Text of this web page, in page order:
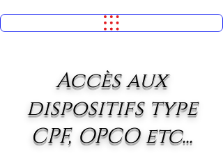
Accès aux
dispositifs type
CPF, OPCO etc...